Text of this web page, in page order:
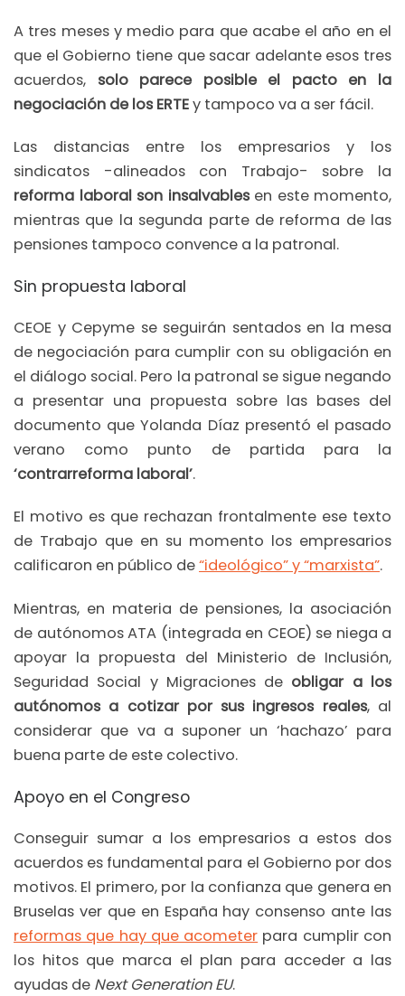
A tres meses y medio para que acabe el año en el
que el Gobierno tiene que sacar adelante esos tres
acuerdos, solo parece posible el pacto en la
negociación de los ERTEy tampoco va a ser fácil.
Las distancias entre los empresarios y los
sindicatos -alineados con Trabajo- sobre la
reforma laboral son insalvablesen este momento,
mientras que la segunda parte de reforma de las
pensiones tampoco convence a la patronal.
Sin propuesta laboral
CEOE y Cepyme se seguirán sentados en la mesa
de negociación para cumplir con su obligación en
el diálogo social. Pero la patronal se sigue negando
a presentar una propuesta sobre las bases del
documento que Yolanda Díaz presentó el pasado
verano como punto de partida para la
‘contrarreforma laboral’.
El motivo es que rechazan frontalmente ese texto
de Trabajo que en su momento los empresarios
calificaron en público de“ideológico” y “marxista”.
Mientras, en materia de pensiones, la asociación
de autónomos ATA (integrada en CEOE) se niega a
apoyar la propuesta del Ministerio de Inclusión,
Seguridad Social y Migraciones de obligar a los
autónomos a cotizar por sus ingresos reales, al
considerar que va a suponer un ‘hachazo’ para
buena parte de este colectivo.
Apoyo en el Congreso
Conseguir sumar a los empresarios a estos dos
acuerdos es fundamental para el Gobierno por dos
motivos. El primero, por la confianza que genera en
Bruselas ver que en España hay consenso ante las
reformas que hay que acometer para cumplir con
los hitos que marca el plan para acceder a las
ayudas de Next Generation EU.